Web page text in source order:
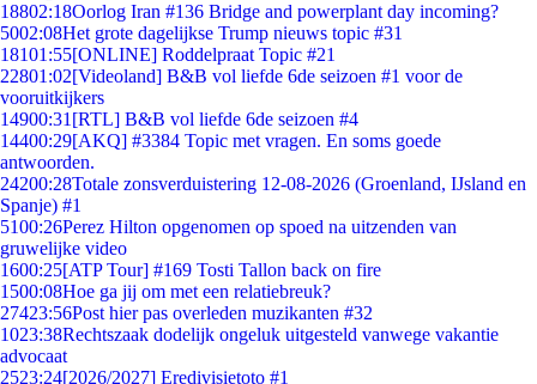
18802:18Oorlog Iran #136 Bridge and powerplant day incoming?
5002:08Het grote dagelijkse Trump nieuws topic #31
18101:55[ONLINE] Roddelpraat Topic #21
22801:02[Videoland] B&B vol liefde 6de seizoen #1 voor de
vooruitkijkers
14900:31 [RTL] B&B vol liefde 6de seizoen #4
14400:29[AKQ] #3384 Topic met vragen. En soms goede
antwoorden.
24200:28Totale zonsverduistering 12-08-2026 (Groenland, IJsland en
Spanje) #1
5100:26Perez Hilton opgenomen op spoed na uitzenden van
gruwelijke video
1600:25[ATP Tour] #169 Tosti Tallon back on fire
1500:08Hoe ga jij om met een relatiebreuk?
27423:56Post hier pas overleden muzikanten #32
1023:38Rechtszaak dodelijk ongeluk uitgesteld vanwege vakantie
advocaat
2523:24[2026/2027] Eredivisietoto #1